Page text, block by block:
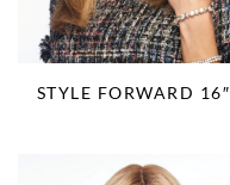
STYLE FORWARD 16″